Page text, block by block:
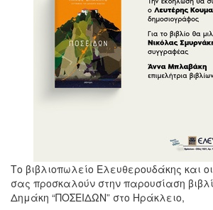
Το βιβλιοπωλείο Ελευθερουδάκης και
σας προσκαλούν στην παρουσίαση
Δημάκη “ΠΟΣΕΙΔΩΝ” στο Ηράκλειο,